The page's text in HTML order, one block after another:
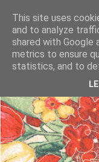
This site uses
and to analyze
shared with Google
metrics to ensure
statistics, and to